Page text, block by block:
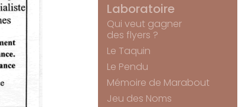
Laboratoire
Qui veut gagner
des flyers ?
Le Taquin
Le Pendu
Mémoire de Marabout
Jeu des Noms